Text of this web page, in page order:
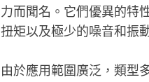
力而聞名。它們優異的特
扭矩以及極少的噪音和振
由於應用範圍廣泛，類型